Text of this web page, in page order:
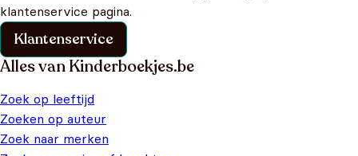
klantenservice pagina.
Klantenservice
Alles van Kinderboekjes.be
Zoek op leeftijd
Zoeken op auteur
Zoek naar merken